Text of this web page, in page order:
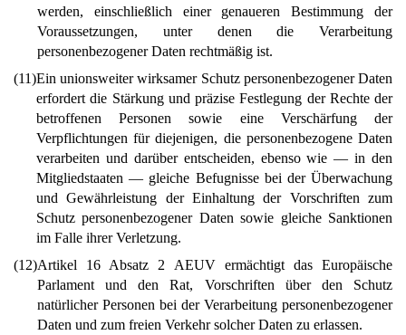
werden, einschließlich einer genaueren Bestimmung der
Voraussetzungen, unter denen die Verarbeitung
personenbezogener Daten rechtmäßig ist.
(11)Ein unionsweiter wirksamer Schutz personenbezogener Daten
erfordert die Stärkung und präzise Festlegung der Rechte der
betroffenen Personen sowie eine Verschärfung der
Verpflichtungen für diejenigen, die personenbezogene Daten
verarbeiten und darüber entscheiden, ebenso wie — in den
Mitgliedstaaten — gleiche Befugnisse bei der Überwachung
und Gewährleistung der Einhaltung der Vorschriften zum
Schutz personenbezogener Daten sowie gleiche Sanktionen
im Falle ihrer Verletzung.
(12)Artikel 16 Absatz 2 AEUV ermächtigt das Europäische
Parlament und den Rat, Vorschriften über den Schutz
natürlicher Personen bei der Verarbeitung personenbezogener
Daten und zum freien Verkehr solcher Daten zu erlassen.